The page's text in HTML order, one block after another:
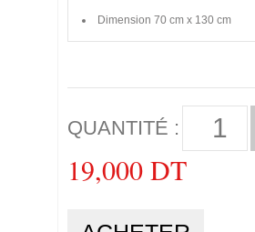
Dimension 70 cm x 130 cm
QUANTITÉ :
19,000 DT